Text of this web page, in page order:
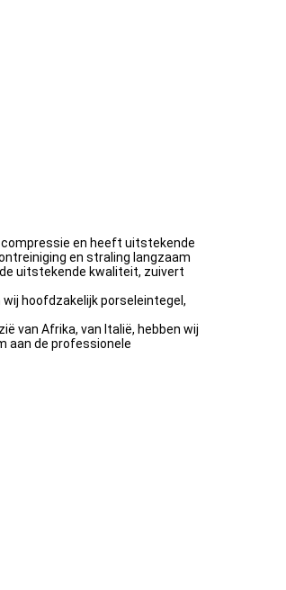
compressie en heeft uitstekende
en straling langzaam
uitstekende kwaliteit, zuivert
hoofdzakelijk porseleintegel,
van Afrika, van Italië, hebben wij
aan de professionele